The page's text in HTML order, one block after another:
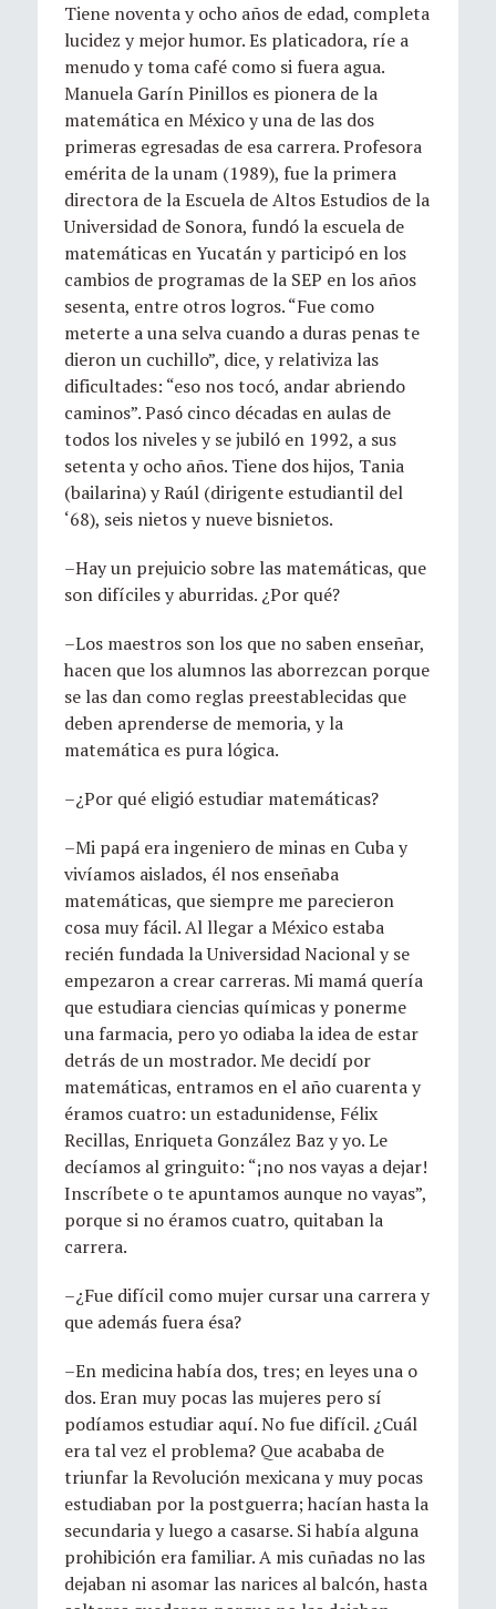
Tiene noventa y ocho años de edad, completa
lucidez y mejor humor. Es platicadora, ríe a
menudo y toma café como si fuera agua.
Manuela Garín Pinillos es pionera de la
matemática en México y una de las dos
primeras egresadas de esa carrera. Profesora
emérita de la unam (1989), fue la primera
directora de la Escuela de Altos Estudios de la
Universidad de Sonora, fundó la escuela de
matemáticas en Yucatán y participó en los
cambios de programas de la SEP en los años
sesenta, entre otros logros. “Fue como
meterte a una selva cuando a duras penas te
dieron un cuchillo”, dice, y relativiza las
dificultades: “eso nos tocó, andar abriendo
caminos”. Pasó cinco décadas en aulas de
todos los niveles y se jubiló en 1992, a sus
setenta y ocho años. Tiene dos hijos, Tania
(bailarina) y Raúl (dirigente estudiantil del
‘68), seis nietos y nueve bisnietos.
–Hay un prejuicio sobre las matemáticas, que
son difíciles y aburridas. ¿Por qué?
–Los maestros son los que no saben enseñar,
hacen que los alumnos las aborrezcan porque
se las dan como reglas preestablecidas que
deben aprenderse de memoria, y la
matemática es pura lógica.
–¿Por qué eligió estudiar matemáticas?
–Mi papá era ingeniero de minas en Cuba y
vivíamos aislados, él nos enseñaba
matemáticas, que siempre me parecieron
cosa muy fácil. Al llegar a México estaba
recién fundada la Universidad Nacional y se
empezaron a crear carreras. Mi mamá quería
que estudiara ciencias químicas y ponerme
una farmacia, pero yo odiaba la idea de estar
detrás de un mostrador. Me decidí por
matemáticas, entramos en el año cuarenta y
éramos cuatro: un estadunidense, Félix
Recillas, Enriqueta González Baz y yo. Le
decíamos al gringuito: “¡no nos vayas a dejar!
Inscríbete o te apuntamos aunque no vayas”,
porque si no éramos cuatro, quitaban la
carrera.
–¿Fue difícil como mujer cursar una carrera y
que además fuera ésa?
–En medicina había dos, tres; en leyes una o
dos. Eran muy pocas las mujeres pero sí
podíamos estudiar aquí. No fue difícil. ¿Cuál
era tal vez el problema? Que acababa de
triunfar la Revolución mexicana y muy pocas
estudiaban por la postguerra; hacían hasta la
secundaria y luego a casarse. Si había alguna
prohibición era familiar. A mis cuñadas no las
dejaban ni asomar las narices al balcón, hasta